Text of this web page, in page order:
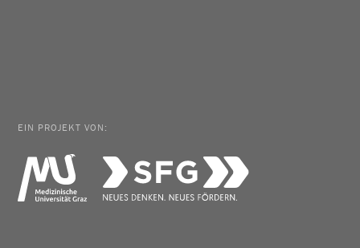
EIN PROJEKT VON: